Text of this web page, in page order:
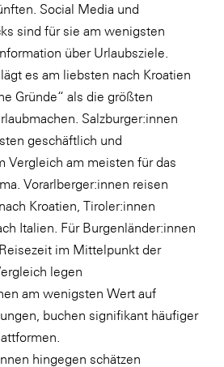
Social Media und
sind für sie am wenigsten
über Urlaubsziele.
es am liebsten nach Kroatien
Gründe“ als die größten
Salzburger:innen
geschäftlich und
Vergleich am meisten für das
Vorarlberger:innen reisen
Kroatien, Tiroler:innen
Italien. Für Burgenländer:innen
im Mittelpunkt der
legen
am wenigsten Wert auf
buchen signifikant häufiger
hingegen schätzen